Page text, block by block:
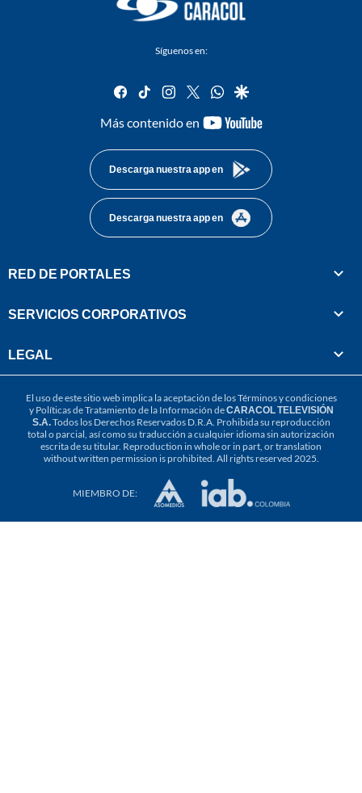
Síguenos en:
facebook
tiktok instagram
twitterwhatsapp
google
Más contenido en
youtube-
Descarga nuestra app en
Descarga nuestra app en
RED DE PORTALES
SERVICIOS CORPORATIVOS
LEGAL
El uso de este sitio web implica la aceptación de losTérminos y condiciones
y Políticas de Tratamiento de la Información deCARACOL TELEVISIÓN
S.A.Todos los Derechos Reservados D.R.A. Prohibida su reproducción
total o parcial, así como su traducción a cualquier idioma sin autorización
escrita de su titular. Reproduction in whole or in part, or translation
without written permission is prohibited. All rights reserved 2025.
MIEMBRO DE: